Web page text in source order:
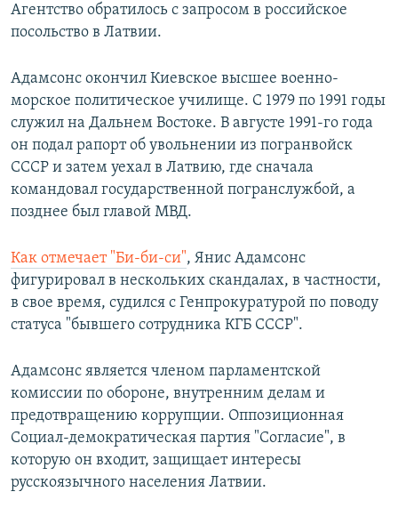
Агентство обратилось с запросом в российское
посольство в Латвии.
Адамсонс окончил Киевское высшее военно-
морское политическое училище. С 1979 по 1991 годы
служил на Дальнем Востоке. В августе 1991-го года
он подал рапорт об увольнении из погранвойск
СССР и затем уехал в Латвию, где сначала
командовал государственной погранслужбой, а
позднее был главой МВД.
Как отмечает "Би-би-си", Янис Адамсонс
фигурировал в нескольких скандалах, в частности,
в свое время, судился с Генпрокуратурой по поводу
статуса "бывшего сотрудника КГБ СССР".
Адамсонс является членом парламентской
комиссии по обороне, внутренним делам и
предотвращению коррупции. Оппозиционная
Социал-демократическая партия "Согласие", в
которую он входит, защищает интересы
русскоязычного населения Латвии.